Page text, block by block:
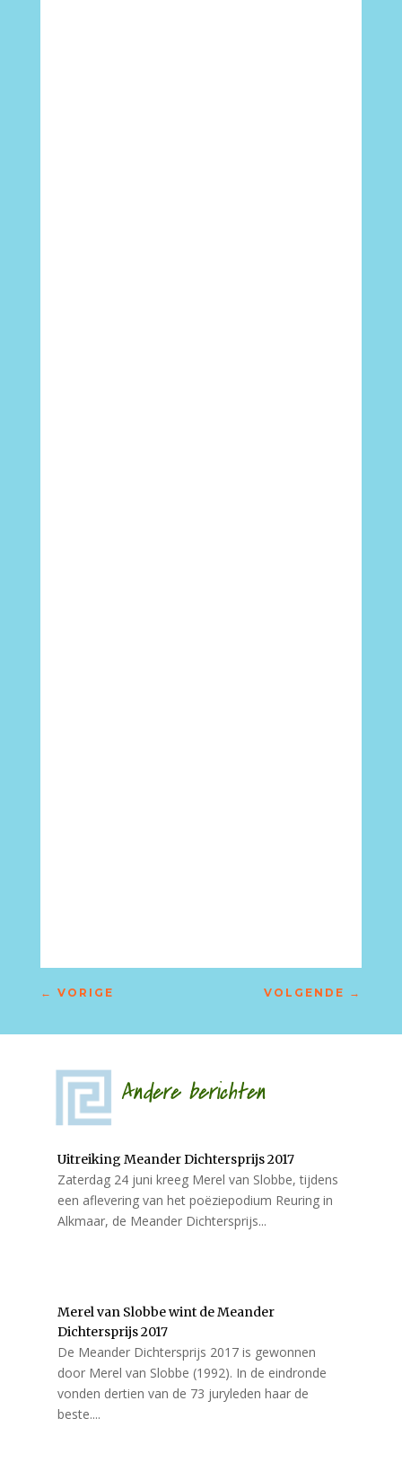
← VORIGE VOLGENDE →
Andere berichten
Uitreiking Meander Dichtersprijs 2017
Zaterdag 24 juni kreeg Merel van Slobbe, tijdens
een aflevering van het poëziepodium Reuring in
Alkmaar, de Meander Dichtersprijs...
Merel van Slobbe wint de Meander
Dichtersprijs 2017
De Meander Dichtersprijs 2017 is gewonnen
door Merel van Slobbe (1992). In de eindronde
vonden dertien van de 73 juryleden haar de
beste....